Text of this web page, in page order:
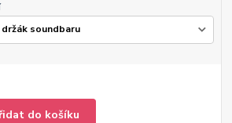
do košíku